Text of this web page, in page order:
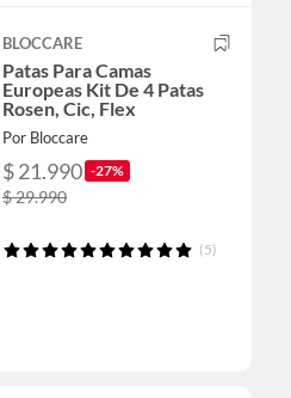
BLOCCARE
Patas Para Camas
Europeas Kit De 4 Patas
Rosen, Cic, Flex
Por Bloccare
$ 21.990 -27%
$ 29.990
(5)